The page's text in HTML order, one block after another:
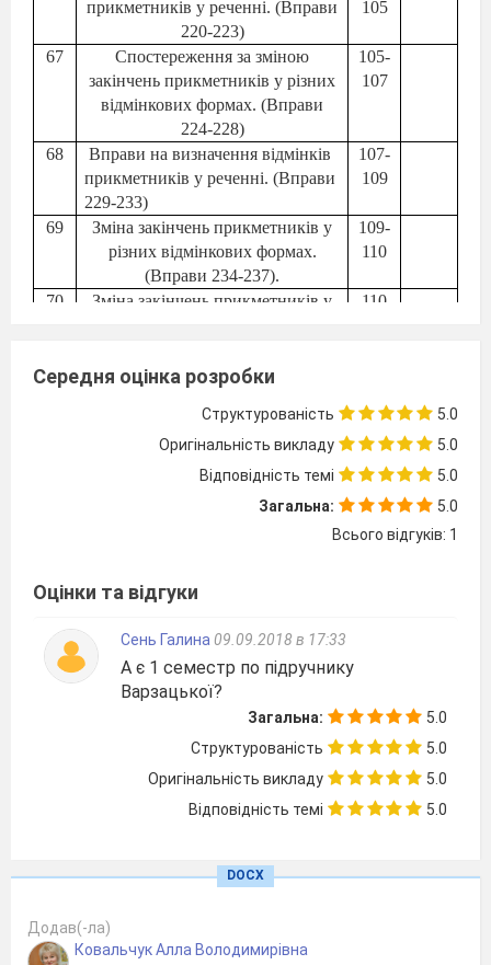
прикметників у реченні. (Вправи
220-223)
105
67
Спостереження за зміною
закінчень прикметників у різних
відмінкових формах. (Вправи
224-228)
105-
107
68
Вправи на визначення відмінків
прикметників у реченні. (Вправи
229-233)
107-
109
69
Зміна закінчень прикметників у
різних відмінкових формах.
(Вправи 234-237).
109-
110
70
Зміна закінчень прикметників у
110
71
Використання прикметників в
(Вправи 240 – 243)
Використання прикметників в
описах пейзажу. (Вправи 244-
113-
114
планом
прикметників -ськ- та -зьк-, -цьк-.
(Вправи 248-252)
Вживання знака м’якшення перед
закінченням прикметників.
(Вправи 253-257)
118
прикметників -ськ- та -зьк-, -цьк-
Вживання знака м’якшення перед
Відмінювання прикметників у
множині. (Вправи 263-266)
79
Контрольна робота з мовної
Середня оцінка розробки
Структурованість
5.0
Оригінальність викладу
5.0
Відповідність темі
5.0
Загальна:
5.0
Всього відгуків: 1
Оцінки та відгуки
Сень Галина 09.09.2018 в 17:33
А є 1 семестр по підручнику
Варзацької?
Загальна:
5.0
Структурованість
5.0
Оригінальність викладу
5.0
Відповідність темі
5.0
DOCX
Додав(-ла)
Ковальчук Алла Володимирівна